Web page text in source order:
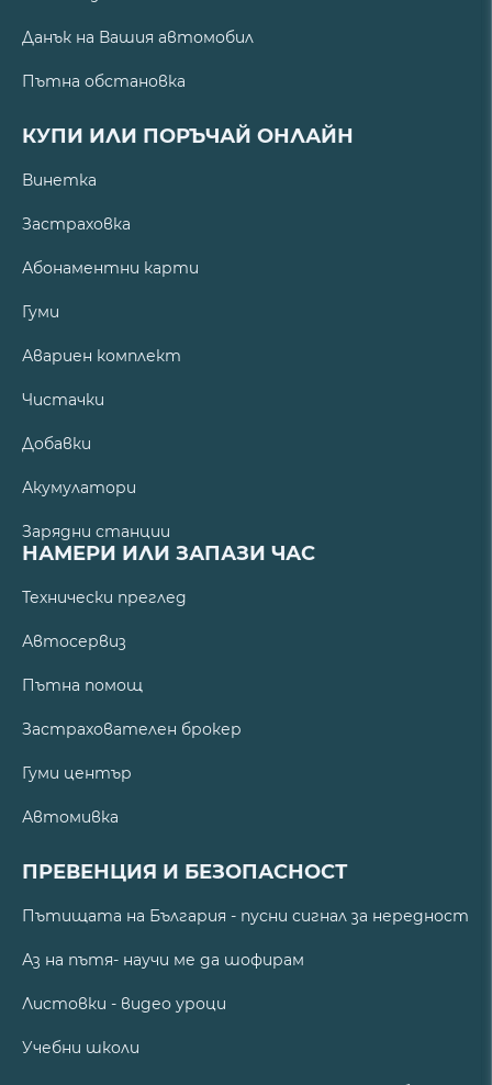
Данък на Вашия автомобил
Пътна обстановка
КУПИ ИЛИ ПОРЪЧАЙ ОНЛАЙН
Винетка
Застраховка
Абонаментни карти
Гуми
Авариен комплект
Чистачки
Добавки
Акумулатори
Зарядни станции
НАМЕРИ ИЛИ ЗАПАЗИ ЧАС
Технически преглед
Автосервиз
Пътна помощ
Застрахователен брокер
Гуми център
Автомивка
ПРЕВЕНЦИЯ И БЕЗОПАСНОСТ
Пътищата на България - пусни сигнал за нередност
Аз на пътя- научи ме да шофирам
Листовки - видео уроци
Учебни школи